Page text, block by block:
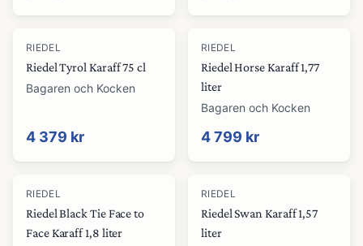
RIEDEL
Riedel Tyrol Karaff 75 cl
Bagaren och Kocken
4 379 kr
RIEDEL
Riedel Horse Karaff 1,77
liter
Bagaren och Kocken
4 799 kr
RIEDEL
Riedel Black Tie Face to
Face Karaff 1,8 liter
RIEDEL
Riedel Swan Karaff 1,57
liter